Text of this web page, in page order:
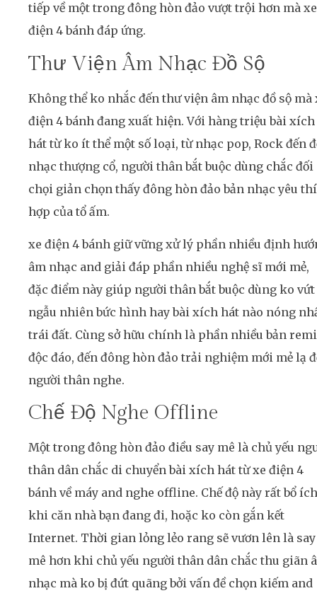
tiếp về một trong đông hòn đảo vượt trội hơn mà xe
điện 4 bánh đáp ứng.
Thư Viện Âm Nhạc Đồ Sộ
Không thể ko nhắc đến thư viện âm nhạc đồ sộ mà
điện 4 bánh đang xuất hiện. Với hàng triệu bài xích
hát từ ko ít thể một số loại, từ nhạc pop, Rock đến
nhạc thượng cổ, người thân bắt buộc dùng chắc đối
chọi giản chọn thấy đông hòn đảo bản nhạc yêu
hợp của tổ ấm.
xe điện 4 bánh giữ vững xử lý phần nhiều định
âm nhạc and giải đáp phần nhiều nghệ sĩ mới mẻ,
đặc điểm này giúp người thân bắt buộc dùng ko vứt
ngẫu nhiên bức hình hay bài xích hát nào nóng
trái đất. Cùng sở hữu chính là phần nhiều bản
độc đáo, đến đông hòn đảo trải nghiệm mới mẻ lạ
người thân nghe.
Chế Độ Nghe Offline
Một trong đông hòn đảo điều say mê là chủ yếu
thân dân chắc di chuyển bài xích hát từ xe điện 4
bánh về máy and nghe offline. Chế độ này rất bổ ích
khi căn nhà bạn đang đi, hoặc ko còn gắn kết
Internet. Thời gian lỏng lẻo rang sẽ vươn lên là say
mê hơn khi chủ yếu người thân dân chắc thu giãn
nhạc mà ko bị đứt quãng bởi vấn đề chọn kiếm and